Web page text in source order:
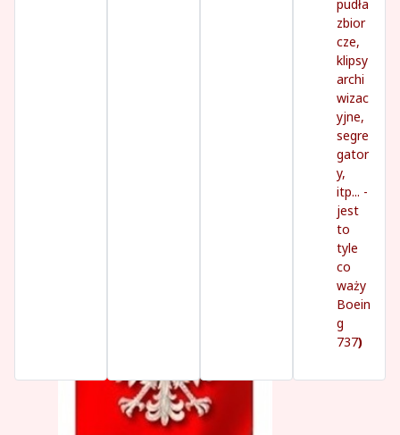
pudła
zbior
cze,
klipsy
archi
wizac
yjne,
segre
gator
y,
itp... -
jest
to
tyle
co
waży
Boein
g
737)